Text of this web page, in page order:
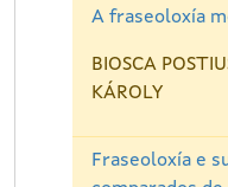
A fraseoloxía
BIOSCA
KÁROLY
Fraseoloxía e